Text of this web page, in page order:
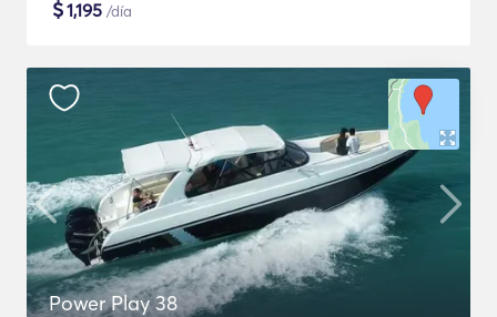
$1,195 /día
Power Play 38